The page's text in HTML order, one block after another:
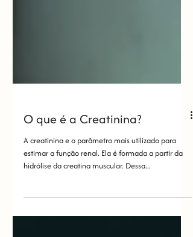
O que é a Creatinina?
A creatinina e o parâmetro mais utilizado para
hidrólise da creatina muscular. Dessa...